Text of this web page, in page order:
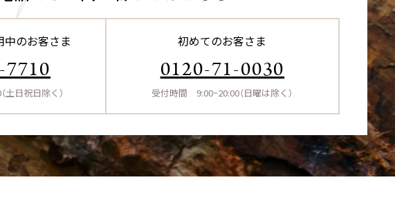
中のお客さま
7710
日祝日除く）
初めてのお客さま
0120-71-0030
受付時間 9:00~20:00（日曜は除く）